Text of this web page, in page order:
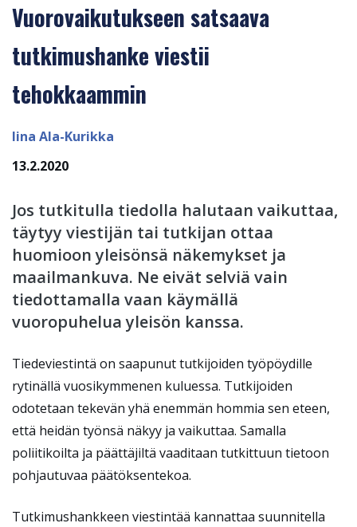
Vuorovaikutukseen satsaava
tutkimushanke viestii
tehokkaammin
Iina Ala-Kurikka
13.2.2020
Jos tutkitulla tiedolla halutaan vaikuttaa,
täytyy viestijän tai tutkijan ottaa
huomioon yleisönsä näkemykset ja
maailmankuva. Ne eivät selviä vain
tiedottamalla vaan käymällä
vuoropuhelua yleisön kanssa.
Tiedeviestintä on saapunut tutkijoiden työpöydille
rytinällä vuosikymmenen kuluessa. Tutkijoiden
odotetaan tekevän yhä enemmän hommia sen eteen,
että heidän työnsä näkyy ja vaikuttaa. Samalla
poliitikoilta ja päättäjiltä vaaditaan tutkittuun tietoon
pohjautuvaa päätöksentekoa.
Tutkimushankkeen viestintää kannattaa suunnitella